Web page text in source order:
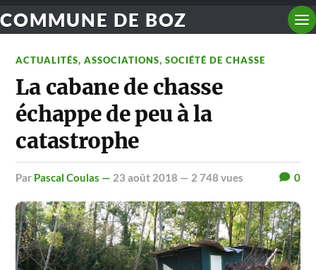
COMMUNE DE BOZ
ACTUALITÉS,ASSOCIATIONS,SOCIÉTÉ DE CHASSE
La cabane de chasse
échappe de peu à la
catastrophe
par Pascal Coulas — 23 août 2018 — 2 748 vues 0